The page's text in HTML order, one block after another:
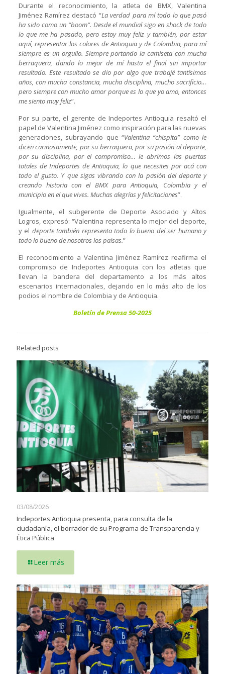
Durante el reconocimiento, la atleta de BMX, Valentina
Jiménez Ramírez destacó “La verdad para mí todo lo que pasó
ha sido como un “boom”. Desde el mundial sigo en shock de todo
lo que me ha pasado, pero estoy muy feliz y también, por estar
aquí, representar los colores de Antioquia y de Colombia, para mí
siempre es un orgullo. Siempre portando la camiseta con mucha
berraquera, dando lo mejor de mí hasta el final sin importar
resultado. Este resultado se dio por algo que trabajé tantísimos
años, con mucha constancia, mucha disciplina, mucho sacrificio…
pero siempre con mucho amor porque es lo que yo amo, entonces
me siento muy feliz”.
Por su parte, el gerente de Indeportes Antioquia resaltó el
papel de Valentina Jiménez como inspiración para las nuevas
generaciones, subrayando que “Valentina “chispita” como le
dicen cariñosamente, por su berraquera, por su pasión al deporte,
por su disciplina, por el compromiso… le abrimos las puertas
totales de Indeportes de Antioquia, lo que necesites por acá con
todo el gusto. Y que sigas vibrando con la pasión del deporte y
creando historia con el BMX para Antioquia, Colombia y el
municipio en el que vives. Muchas alegrías y felicitaciones”.
Igualmente, el subgerente de Deporte Asociado y Altos
Logros, expresó: “Valentina representa lo mejor del deporte,
y el deporte también representa todo lo bueno del ser humano y
todo lo bueno de nosotros los paisas.”
El reconocimiento a Valentina Jiménez Ramírez reafirma el
compromiso de Indeportes Antioquia con los atletas que
llevan la bandera del departamento a los más altos
escenarios internacionales, dejando en lo más alto de los
podios el nombre de Colombia y de Antioquia.
Boletín de Prensa 50-2025
Related posts
03/08/2026
Indeportes Antioquia presenta, para consulta de la
ciudadanía, el borrador de su Programa de Transparencia y
Ética Pública
Leer más